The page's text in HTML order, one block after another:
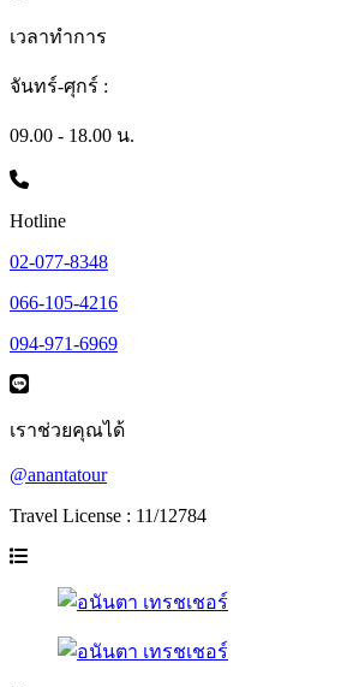
เวลาทำการ
จันทร์-ศุกร์ :
09.00 - 18.00 น.
Hotline
02-077-8348
066-105-4216
094-971-6969
เราช่วยคุณได้
@anantatour
Travel License : 11/12784